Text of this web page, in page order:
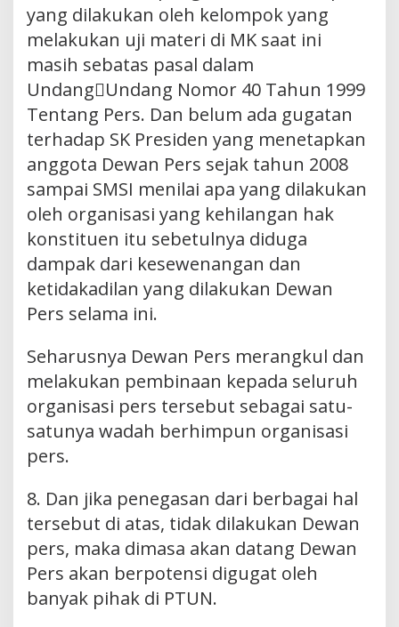
yang dilakukan oleh kelompok yang
melakukan uji materi di MK saat ini
masih sebatas pasal dalam
Undang￾Undang Nomor 40 Tahun 1999
Tentang Pers. Dan belum ada gugatan
terhadap SK Presiden yang menetapkan
anggota Dewan Pers sejak tahun 2008
sampai SMSI menilai apa yang dilakukan
oleh organisasi yang kehilangan hak
konstituen itu sebetulnya diduga
dampak dari kesewenangan dan
ketidakadilan yang dilakukan Dewan
Pers selama ini.
Seharusnya Dewan Pers merangkul dan
melakukan pembinaan kepada seluruh
organisasi pers tersebut sebagai satu-
satunya wadah berhimpun organisasi
pers.
8. Dan jika penegasan dari berbagai hal
tersebut di atas, tidak dilakukan Dewan
pers, maka dimasa akan datang Dewan
Pers akan berpotensi digugat oleh
banyak pihak di PTUN.